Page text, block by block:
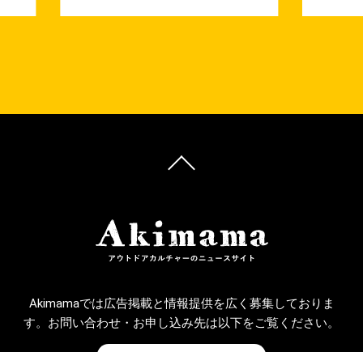
Akimamaでは広告掲載と情報提供を広く募集しておりま
す。お問い合わせ・お申し込み先は以下をご覧ください。